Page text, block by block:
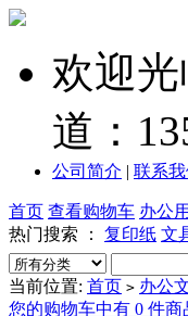
欢迎
道：
公司简介 | 联系
首页 查看购物车 办公
热门搜索 ： 复印纸 文
当前位置: 首页 > 办公
您的购物车中有 0 件商